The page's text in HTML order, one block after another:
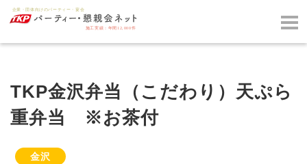
TKP金沢弁当（こだわり）天ぷら
重弁当 ※お茶付
金沢